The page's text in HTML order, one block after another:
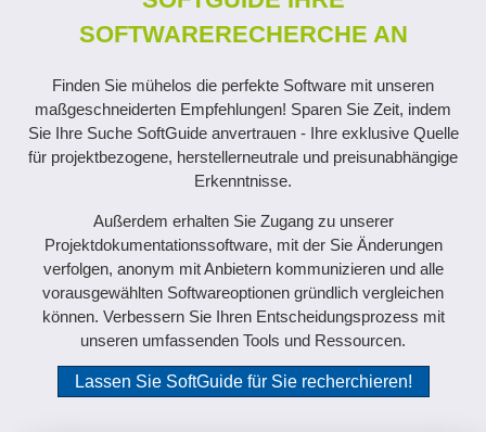
SOFTWARERECHERCHE AN
Finden Sie mühelos die perfekte Software mit unseren
maßgeschneiderten Empfehlungen! Sparen Sie Zeit, indem
Sie Ihre Suche SoftGuide anvertrauen - Ihre exklusive Quelle
für projektbezogene, herstellerneutrale und preisunabhängige
Erkenntnisse.
Außerdem erhalten Sie Zugang zu unserer
Projektdokumentationssoftware, mit der Sie Änderungen
verfolgen, anonym mit Anbietern kommunizieren und alle
vorausgewählten Softwareoptionen gründlich vergleichen
können. Verbessern Sie Ihren Entscheidungsprozess mit
unseren umfassenden Tools und Ressourcen.
Lassen Sie SoftGuide für Sie recherchieren!